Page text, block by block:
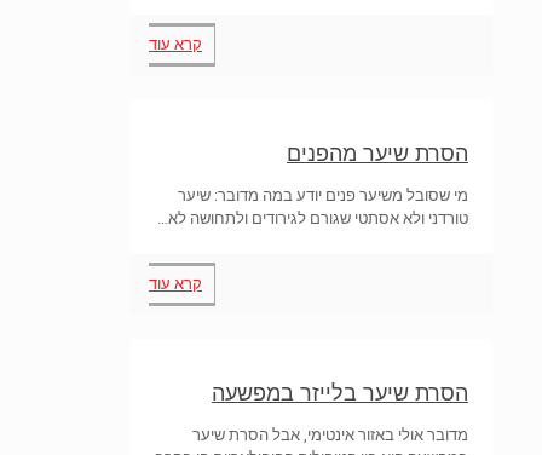
קרא עוד
הסרת שיער מהפנים
מי שסובל משיער פנים יודע במה מדובר: שיער
טורדני ולא אסתטי שגורם לגירודים ולתחושה לא…
קרא עוד
הסרת שיער בלייזר במפשעה
מדובר אולי באזור אינטימי, אבל הסרת שיער